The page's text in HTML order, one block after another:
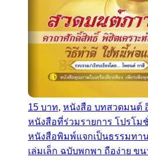
15 บาท, หนังสือ บทสวดมนต์
หนังสือที่ร่วมรายการ โปรโม
หนังสือพิมพ์แจกเป็นธรรมทา
เล่มเล็ก ฉบับพกพา ถือง่าย ขน